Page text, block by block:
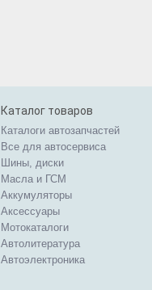
Каталог товаров
Каталоги автозапчастей
Все для автосервиса
Шины, диски
Масла и ГСМ
Аккумуляторы
Аксессуары
Мотокаталоги
Автолитература
Автоэлектроника